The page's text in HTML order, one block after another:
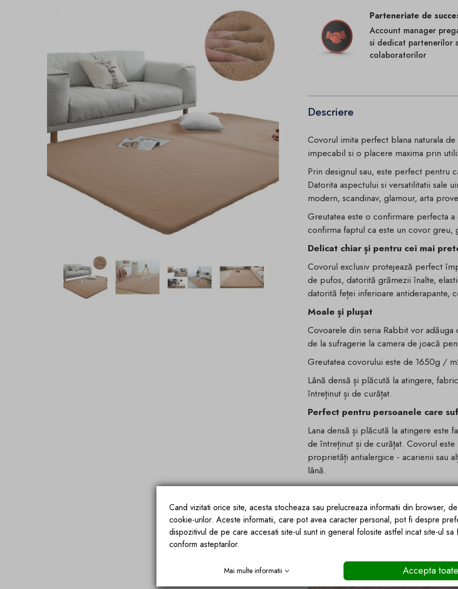
Parteneriate de
Account manager
si dedicat partenerilor
colaboratorilor
Descriere
Covorul imita perfect blana naturala
impecabil si o placere maxima prin
Prin designul sau, este perfect pentru
Datorita aspectului si versatilitatii sale
modern, scandinav, glamour, arta
Greutatea este o confirmare perfecta
confirma faptul ca este un covor greu,
Delicat chiar și pentru cei mai
Covorul exclusiv protejează perfect
de pufos, datorită grămezii înalte,
datorită feței inferioare antiderapante,
Moale și plușat
Covoarele din seria Rabbit vor
de la sufragerie la camera de joacă
Greutatea covorului este de 1650g /
Lână densă și plăcută la atingere,
întreținut și de curățat.
Perfect pentru persoanele care
Lana densă și plăcută la atingere este
de întreținut și de curățat. Covorul
proprietăți antialergice - acarienii sau
lână.
Cand vizitati orice site, acesta stocheaza sau prelucreaza informatii din browser,
cookie-urilor. Aceste informatii, care pot avea caracter personal, pot fi despre
dispozitivul de pe care accesati site-ul sunt in general folosite astfel incat site-ul sa
conform asteptarilor.
Mai multe informatii Accepta toate